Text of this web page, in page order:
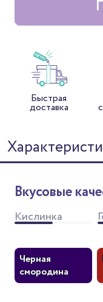
Быстрая
доставка
Вкусовые
Кислинка
Черная
смородина